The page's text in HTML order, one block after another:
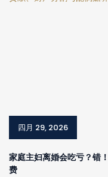
家庭主妇离婚会吃亏？错
费
四月 29, 2026